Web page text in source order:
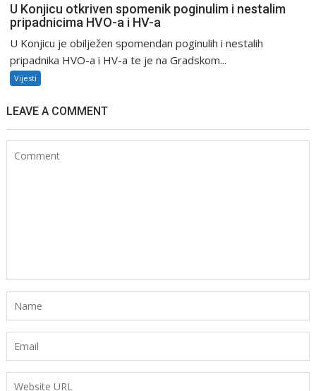
U Konjicu otkriven spomenik poginulim i nestalim
pripadnicima HVO-a i HV-a
U Konjicu je obilježen spomendan poginulih i nestalih
pripadnika HVO-a i HV-a te je na Gradskom...
Vijesti
LEAVE A COMMENT